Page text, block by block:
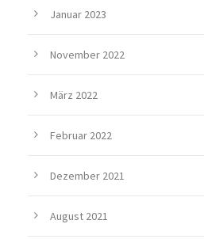
Januar 2023
November 2022
März 2022
Februar 2022
Dezember 2021
August 2021